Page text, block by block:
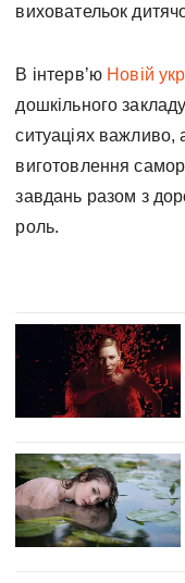
виховательок
В інтервʼю Новій
дошкільного
ситуаціях важливо,
виготовлення
завдань разом з
роль.